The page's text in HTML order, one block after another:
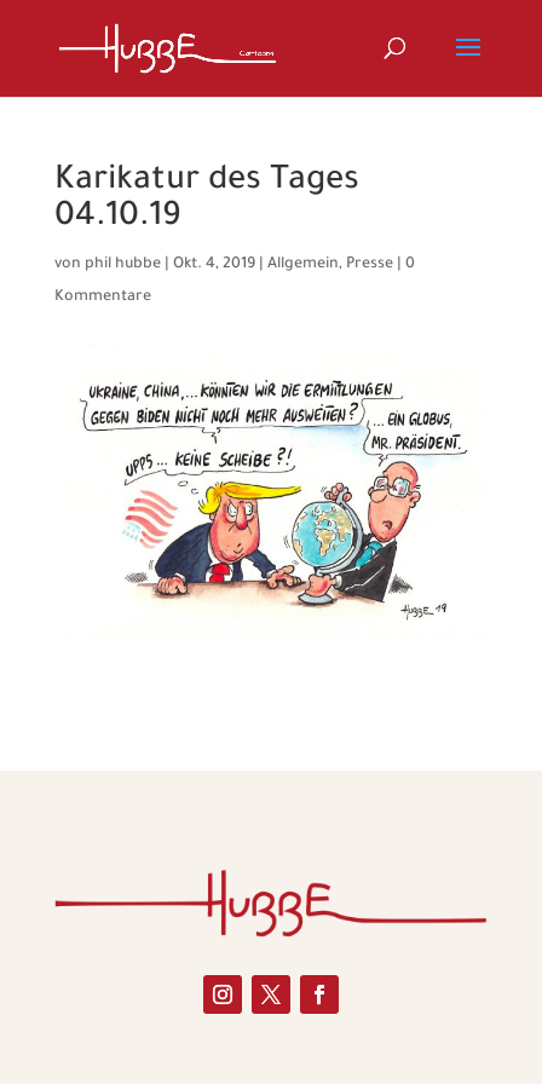
Karikatur des Tages
04.10.19
von phil hubbe| Okt. 4, 2019| Allgemein, Presse| 0
Kommentare